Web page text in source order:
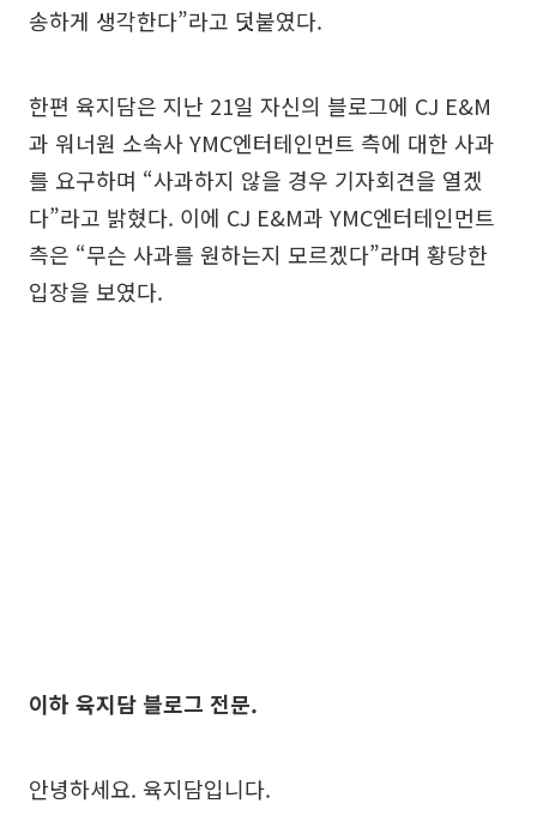
송하게 생각한다”라고 덧붙였다.
한편 육지담은 지난 21일 자신의 블로그에 CJ E&M
과 워너원 소속사 YMC엔터테인먼트 측에 대한 사과
를 요구하며 “사과하지 않을 경우 기자회견을 열겠
다”라고 밝혔다. 이에 CJ E&M과 YMC엔터테인먼트
측은 “무슨 사과를 원하는지 모르겠다”라며 황당한
입장을 보였다.
이하 육지담 블로그 전문.
안녕하세요. 육지담입니다.